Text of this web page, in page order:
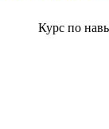
Курс по